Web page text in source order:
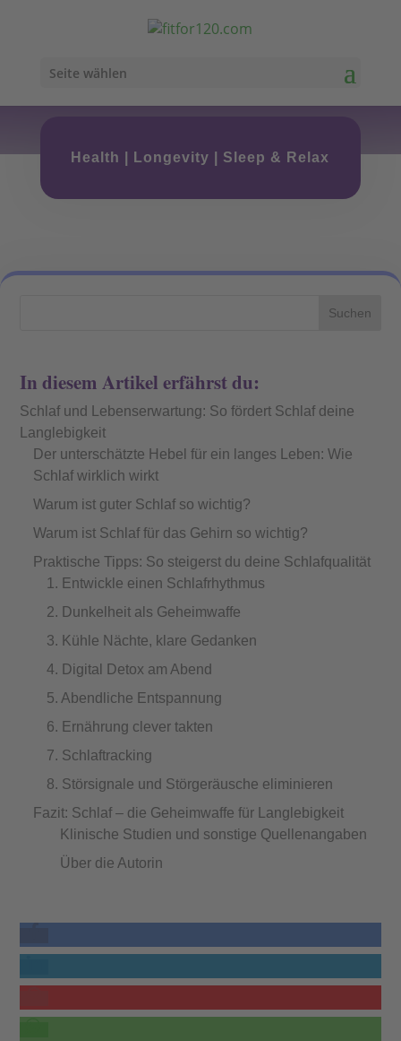
Seite wählen
Health Longevity Sleep & Relax
In diesem Artikel erfährst du:
Schlaf und Lebenserwartung: So fördert Schlaf deine
Langlebigkeit
Der unterschätzte Hebel für ein langes Leben: Wie
Schlaf wirklich wirkt
Warum ist guter Schlaf so wichtig?
Warum ist Schlaf für das Gehirn so wichtig?
Praktische Tipps: So steigerst du deine Schlafqualität
1. Entwickle einen Schlafrhythmus
2. Dunkelheit als Geheimwaffe
3. Kühle Nächte, klare Gedanken
4. Digital Detox am Abend
5. Abendliche Entspannung
6. Ernährung clever takten
7. Schlaftracking
8. Störsignale und Störgeräusche eliminieren
Fazit: Schlaf – die Geheimwaffe für Langlebigkeit
Klinische Studien und sonstige Quellenangaben
Über die Autorin